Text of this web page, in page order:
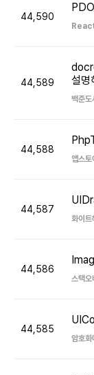
44,590
44,589
설명
백준도
44,588
앱스토
44,587
화이트
44,586
스택오
44,585
암호화